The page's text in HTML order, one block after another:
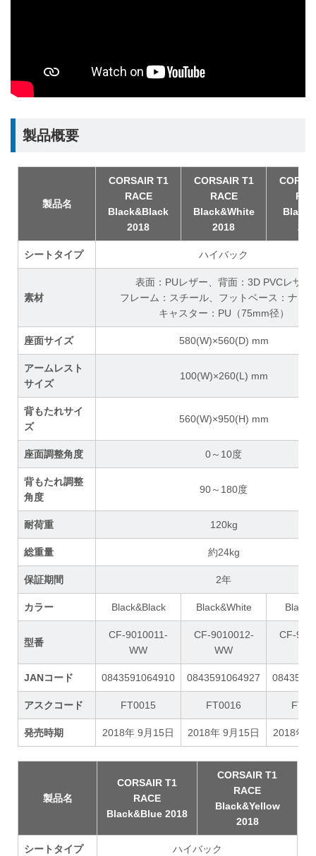
製品概要
製品名
CORSAIR T1
RACE
Black&Black
2018
CORSAIR T1
RACE
Black&White
2018
シートタイプ ハイバック
素材
表面：PUレザー、背面：3D PVCレザー
フレーム：スチール、フットベース：ナイ
キャスター：PU（75mm径）
座面サイズ 580(W)×560(D) mm
アームレスト
サイズ
100(W)×260(L) mm
背もたれサイ
ズ
560(W)×950(H) mm
座面調整角度 0～10度
背もたれ調整
角度
90～180度
耐荷重 120kg
総重量 約24kg
保証期間 2年
カラー Black&Black Black&White
型番
CF-9010011-
WW
CF-9010012-
WW
CF-
JANコード 0843591064910 0843591064927
アスクコード FT0015 FT0016
発売時期 2018年 9月15日 2018年 9月15日 2018年
製品名
CORSAIR T1
RACE
Black&Blue 2018
CORSAIR T1
RACE
Black&Yellow
2018
シートタイプ ハイバック